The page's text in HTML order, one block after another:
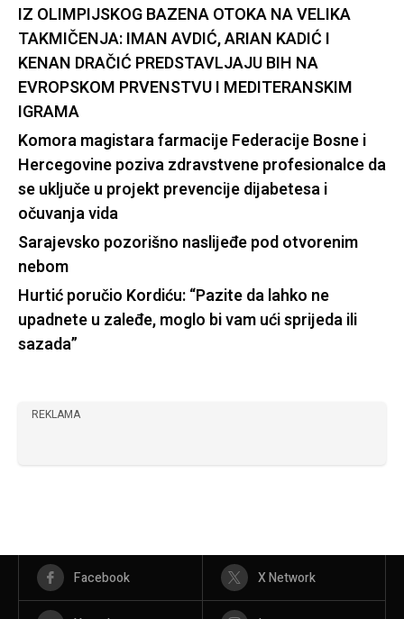
IZ OLIMPIJSKOG BAZENA OTOKA NA VELIKA
TAKMIČENJA: IMAN AVDIĆ, ARIAN KADIĆ I
KENAN DRAČIĆ PREDSTAVLJAJU BIH NA
EVROPSKOM PRVENSTVU I MEDITERANSKIM
IGRAMA
Komora magistara farmacije Federacije Bosne i
Hercegovine poziva zdravstvene profesionalce da
se uključe u projekt prevencije dijabetesa i
očuvanja vida
Sarajevsko pozorišno naslijeđe pod otvorenim
nebom
Hurtić poručio Kordiću: “Pazite da lahko ne
upadnete u zaleđe, moglo bi vam ući sprijeda ili
sazada”
REKLAMA
Facebook X Network